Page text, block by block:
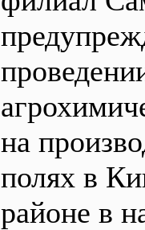
на
полях в
районе в